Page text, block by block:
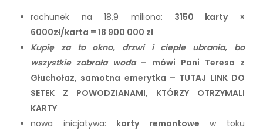
rachunek na 18,9 miliona: 3150 karty ×
6000zł/karta = 18 900 000 zł
Kupię za to okno, drzwi i ciepłe ubrania, bo
wszystkie zabrała woda – mówi Pani Teresa z
Głuchołaz, samotna emerytka – TUTAJ LINK DO
SETEK Z POWODZIANAMI, KTÓRZY OTRZYMALI
KARTY
nowa inicjatywa: karty remontowe w toku